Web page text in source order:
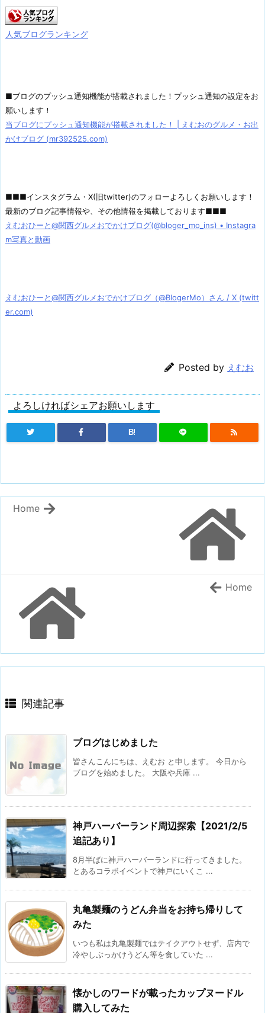
人気ブログランキング
■ブログのプッシュ通知機能が搭載されました！プッシュ通知の設定をお
願いします！
当ブログにプッシュ通知機能が搭載されました！ | えむおのグルメ・お出
かけブログ (mr392525.com)
■■■インスタグラム・X(旧twitter)のフォローよろしくお願いします！
最新のブログ記事情報や、その他情報を掲載しております■■■
えむおひーと@関西グルメおでかけブログ(@bloger_mo_ins) • Instagra
m写真と動画
えむおひーと@関西グルメおでかけブログ（@BlogerMo）さん / X (twitt
er.com)
Posted by えむお
よろしければシェアお願いします
B!
Home
Home
関連記事
ブログはじめました
皆さんこんにちは、えむお と申します。 今日から
ブログを始めました。 大阪や兵庫 ...
神戸ハーバーランド周辺探索【2021/2/5
追記あり】
8月半ばに神戸ハーバーランドに行ってきました。
とあるコラボイベントで神戸にいくこ ...
丸亀製麺のうどん弁当をお持ち帰りして
みた
いつも私は丸亀製麺ではテイクアウトせず、店内で
冷やしぶっかけうどん等を食していた ...
懐かしのワードが載ったカップヌードル
購入してみた